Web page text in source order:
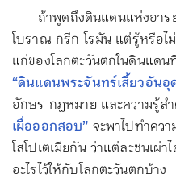
ถ้าพูดถึงดินแดนแห่งอา
โบราณ กรีก โรมัน แต่รู้หรือไ
แก่ของโลกตะวันตกในดินแดน
“ดินแดนพระจันทร์เสี้ยวอัน
อักษร กฎหมาย และความรู้
เผื่อออกสอบ” จะพาไปทำคว
โสโปเตเมียกัน ว่าแต่ละชนเผ่
อะไรไว้ให้กับโลกตะวันตกบ้าง